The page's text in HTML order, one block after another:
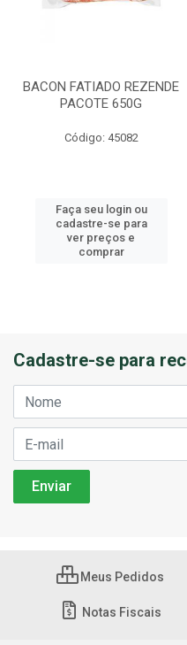
BACON FATIADO REZENDE
PACOTE 650G
Código: 45082
Faça seu login ou
cadastre-se para
ver preços e
comprar
Cadastre-se para
Meus Pedidos
Notas Fiscais